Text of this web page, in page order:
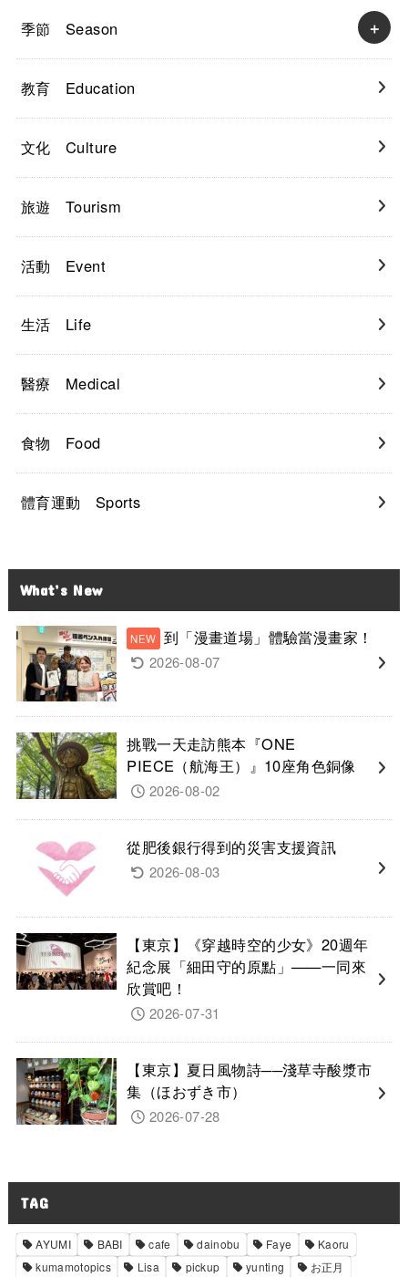
季節 Season
教育 Education
文化 Culture
旅遊 Tourism
活動 Event
生活 Life
醫療 Medical
食物 Food
體育運動 Sports
What’s New
到「漫畫道場」體驗當漫畫家！
2026-08-07
挑戰一天走訪熊本『ONE
PIECE（航海王）』10座角色銅像
2026-08-02
從肥後銀行得到的災害支援資訊
2026-08-03
【東京】《穿越時空的少女》20週年
紀念展「細田守的原點」——一同來
欣賞吧！
2026-07-31
【東京】夏日風物詩──淺草寺酸漿市
集（ほおずき市）
2026-07-28
TAG
AYUMI BABI cafe dainobu Faye
Kaoru
kumamotopics
Lisa pickup yunting
お正月